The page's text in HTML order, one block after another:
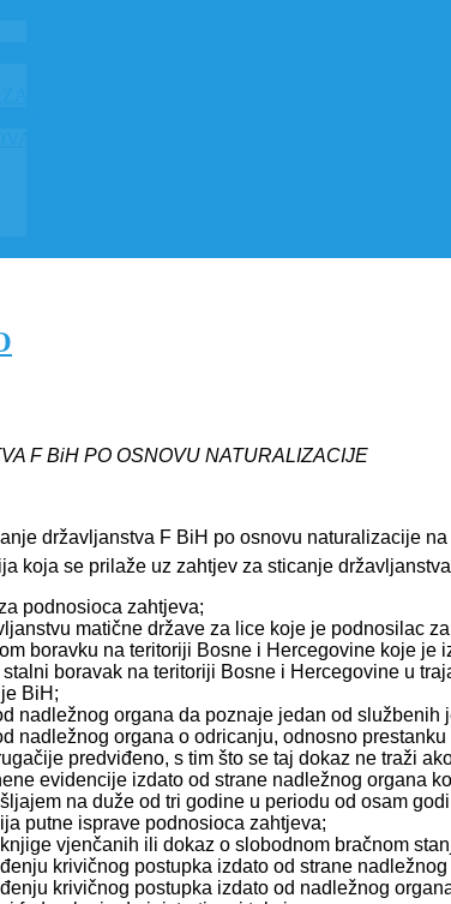
F BiH PO OSNOVU NATURALIZACIJE
državljanstva F BiH po osnovu naturalizacije
koja se prilaže uz zahtjev za sticanje
podnosioca zahtjeva;
matične države za lice koje je podnosilac
boravku na teritoriji Bosne i Hercegovine koje
boravak na teritoriji Bosne i Hercegovine u
BiH;
nadležnog organa da poznaje jedan od službenih
nadležnog organa o odricanju, odnosno
predviđeno, s tim što se taj dokaz ne traži
evidencije izdato od strane nadležnog organa
na duže od tri godine u periodu od osam
putne isprave podnosioca zahtjeva;
vjenčanih ili dokaz o slobodnom bračnom
krivičnog postupka izdato od strane
krivičnog postupka izdato od nadležnog